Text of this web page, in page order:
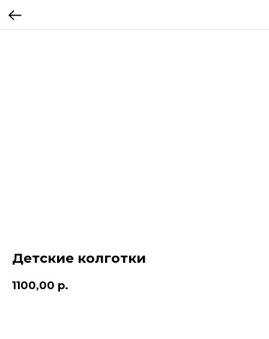
Детские колготки
1100,00 р.